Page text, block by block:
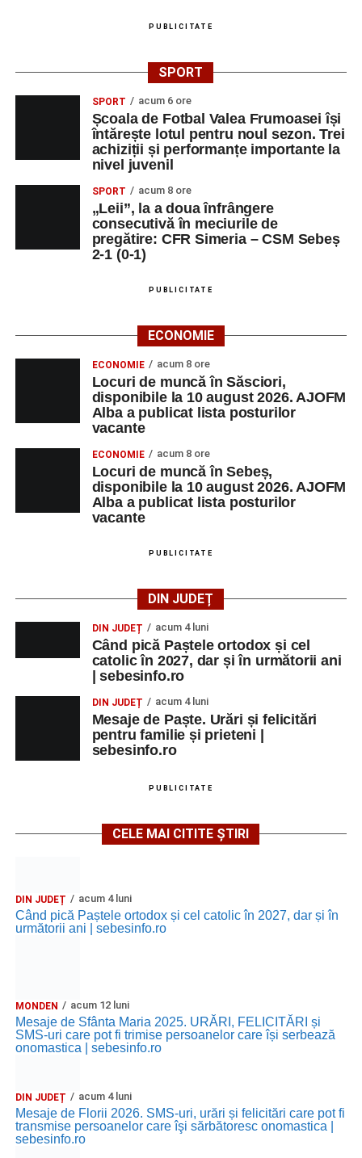
PUBLICITATE
SPORT
SPORT acum 6 ore
Școala de Fotbal Valea Frumoasei își
întărește lotul pentru noul sezon. Trei
achiziții și performanțe importante la
nivel juvenil
SPORT acum 8 ore
„Leii”, la a doua înfrângere
consecutivă în meciurile de
pregătire: CFR Simeria – CSM Sebeș
2-1 (0-1)
PUBLICITATE
ECONOMIE
ECONOMIE acum 8 ore
Locuri de muncă în Săsciori,
disponibile la 10 august 2026. AJOFM
Alba a publicat lista posturilor
vacante
ECONOMIE acum 8 ore
Locuri de muncă în Sebeș,
disponibile la 10 august 2026. AJOFM
Alba a publicat lista posturilor
vacante
PUBLICITATE
DIN JUDEȚ
DIN JUDEȚ acum 4 luni
Când pică Paștele ortodox și cel
catolic în 2027, dar și în următorii ani
| sebesinfo.ro
DIN JUDEȚ acum 4 luni
Mesaje de Paște. Urări și felicitări
pentru familie și prieteni |
sebesinfo.ro
PUBLICITATE
CELE MAI CITITE ȘTIRI
DIN JUDEȚ acum 4 luni
Când pică Paștele ortodox și cel catolic în 2027, dar și în
următorii ani | sebesinfo.ro
MONDEN acum 12 luni
Mesaje de Sfânta Maria 2025. URĂRI, FELICITĂRI și
SMS-uri care pot fi trimise persoanelor care își serbează
onomastica | sebesinfo.ro
DIN JUDEȚ acum 4 luni
Mesaje de Florii 2026. SMS-uri, urări și felicitări care pot fi
transmise persoanelor care îşi sărbătoresc onomastica |
sebesinfo.ro